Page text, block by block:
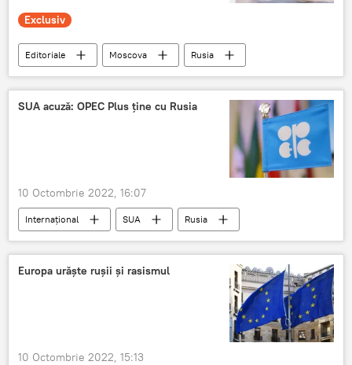
Exclusiv
Editoriale Moscova
Rusia
Europa
SUA acuză: OPEC Plus ține cu Rusia
10 Octombrie 2022, 16:07
Internațional SUA
Rusia
OPEC
Europa urăște rușii și rasismul
10 Octombrie 2022, 15:13